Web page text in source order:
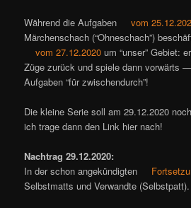
Während die Aufgaben vom
Märchenschach (“Ohneschach”)
vom 27.12.2020 um “unser” Gebiet:
Züge zurück und spiele dann vorwärts
Aufgaben “für zwischendurch”!
Die kleine Serie soll am 29.12.2020
ich trage dann den Link hier nach!
Nachtrag 29.12.2020:
In der schon angekündigten
Selbstmatts und Verwandte